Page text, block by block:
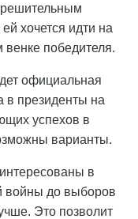
решительным
хочется идти на
победителя.
официальная
в президенты на
успехов в
варианты.
в
войны до выборов
Это позволит